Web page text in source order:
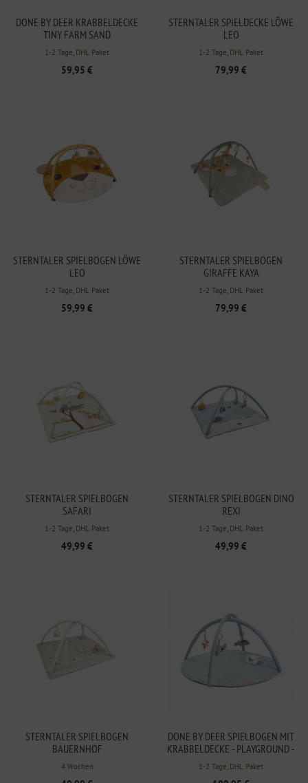
DONE BY DEER KRABBELDECKE
TINY FARM SAND
1-2 Tage, DHL Paket
59,95 €
STERNTALER SPIELDECKE LÖWE
LEO
1-2 Tage, DHL Paket
79,99 €
STERNTALER SPIELBOGEN LÖWE
LEO
1-2 Tage, DHL Paket
59,99 €
STERNTALER SPIELBOGEN
GIRAFFE KAYA
1-2 Tage, DHL Paket
79,99 €
STERNTALER SPIELBOGEN
SAFARI
1-2 Tage, DHL Paket
49,99 €
STERNTALER SPIELBOGEN DINO
REXI
1-2 Tage, DHL Paket
49,99 €
STERNTALER SPIELBOGEN
BAUERNHOF
4 Wochen
DONE BY DEER SPIELBOGEN MIT
KRABBELDECKE - PLAYGROUND -
BLAU
1-2 Tage, DHL Paket